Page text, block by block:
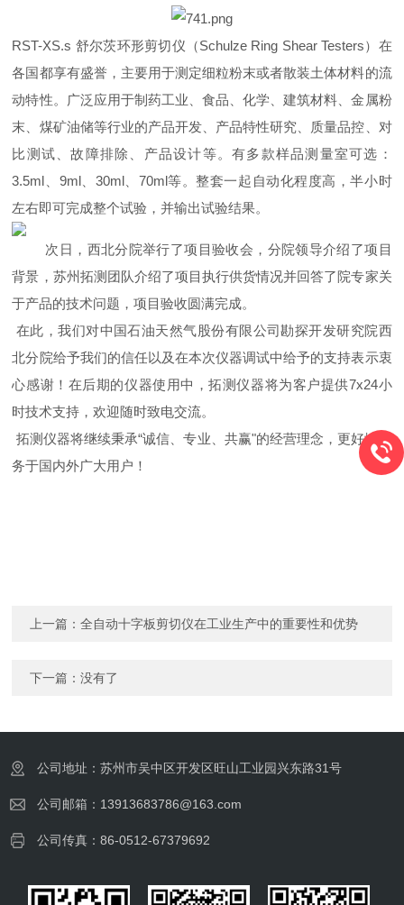
RST-XS.s 舒尔茨环形剪切仪（Schulze Ring Shear Testers）在
各国都享有盛誉，主要用于测定细粒粉末或者散装土体材料的流
动特性。广泛应用于制药工业、食品、化学、建筑材料、金属粉
末、煤矿油储等行业的产品开发、产品特性研究、质量品控、对
比测试、故障排除、产品设计等。有多款样品测量室可选：
3.5ml、9ml、30ml、70ml等。整套一起自动化程度高，半小时
左右即可完成整个试验，并输出试验结果。
次日，西北分院举行了项目验收会，分院领导介绍了项目
背景，苏州拓测团队介绍了项目执行供货情况并回答了院专家关
于产品的技术问题，项目验收圆满完成。
在此，我们对中国石油天然气股份有限公司勘探开发研究院西
北分院给予我们的信任以及在本次仪器调试中给予的支持表示衷
心感谢！在后期的仪器使用中，拓测仪器将为客户提供7x24小
时技术支持，欢迎随时致电交流。
拓测仪器将继续秉承“诚信、专业、共赢"的经营理念，更好地服
务于国内外广大用户！
上一篇：全自动十字板剪切仪在工业生产中的重要性和优势
下一篇：没有了
公司地址：苏州市吴中区开发区旺山工业园兴东路31号
公司邮箱：13913683786@163.com
公司传真：86-0512-67379692